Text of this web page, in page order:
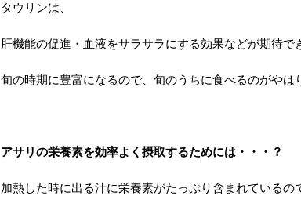
タウリンは、
肝機能の促進・血液をサラサラにする効果などが期待で
旬の時期に豊富になるので、旬のうちに食べるのがやは
アサリの栄養素を効率よく摂取するためには・・・？
加熱した時に出る汁に栄養素がたっぷり含まれているの